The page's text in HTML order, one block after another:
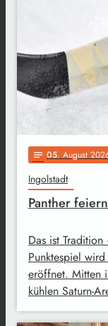
notes 05. August
Ingolstadt
Panther
Das ist
Punktespiel
eröffnet. Mitten
kühlen Saturn-